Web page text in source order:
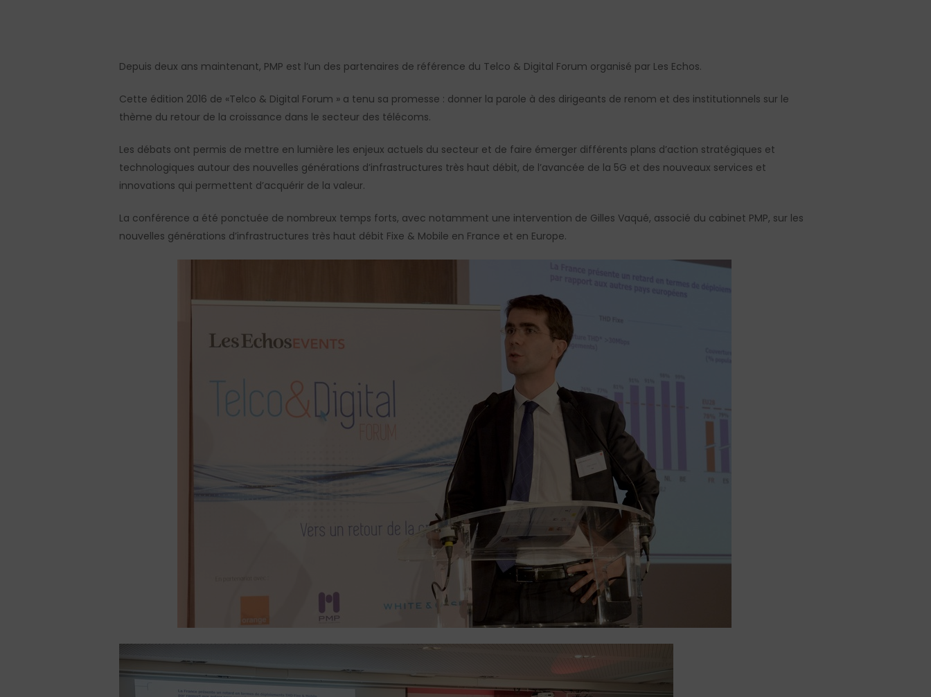
Depuis deux ans maintenant, PMP est l’un des partenaires de référence du Telco & Digital Forum organisé par Les Echos.
Cette édition 2016 de «Telco & Digital Forum » a tenu sa promesse : donner la parole à des dirigeants de renom et des institutionnels sur le
thème du retour de la croissance dans le secteur des télécoms.
Les débats ont permis de mettre en lumière les enjeux actuels du secteur et de faire émerger différents plans d’action stratégiques et
technologiques autour des nouvelles générations d’infrastructures très haut débit, de l’avancée de la 5G et des nouveaux services et
innovations qui permettent d’acquérir de la valeur.
La conférence a été ponctuée de nombreux temps forts, avec notamment une intervention de Gilles Vaqué, associé du cabinet PMP, sur les
nouvelles générations d’infrastructures très haut débit Fixe & Mobile en France et en Europe.